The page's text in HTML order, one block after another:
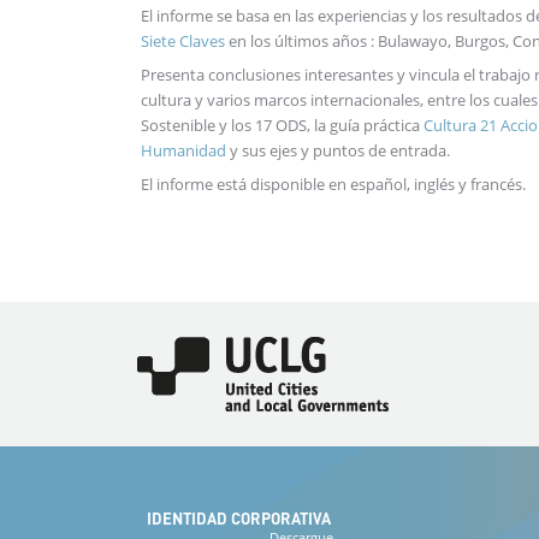
El informe se basa en las experiencias y los resultados
Siete Clavesen los últimos años : Bulawayo, Burgos,
Presenta conclusiones interesantes y vincula el trabajo
cultura y varios marcos internacionales, entre los
Sostenible y los 17 ODS, la guía práctica Cultura 21
Humanidad y sus ejes y puntos de entrada.
El informe está disponible en español, inglés y francés.
Imagen
IDENTIDAD CORPORATIVA